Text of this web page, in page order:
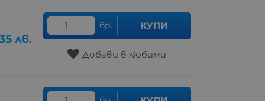
лв.
бр. КУПИ
Добави в любими